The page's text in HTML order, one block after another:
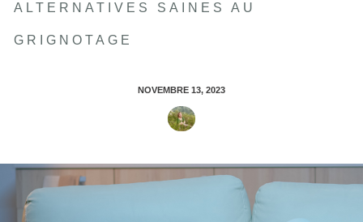
ALTERNATIVES SAINES AU
GRIGNOTAGE
NOVEMBRE 13, 2023